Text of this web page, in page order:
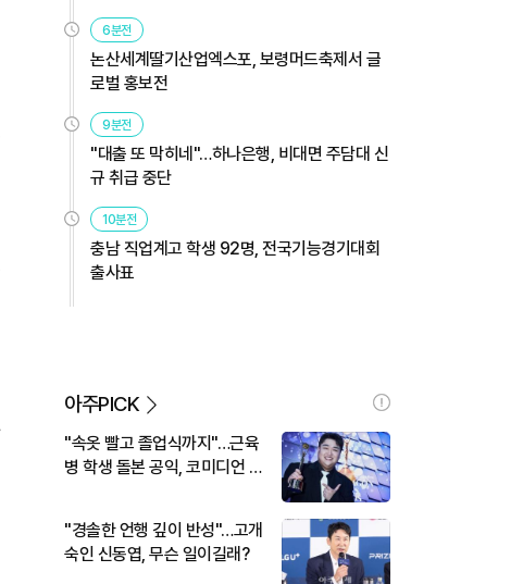
6분전
논산세계딸기산업엑스포, 보령머드축제서 글
로벌 홍보전
9분전
"대출 또 막히네"…하나은행, 비대면 주담대 신
규 취급 중단
10분전
충남 직업계고 학생 92명, 전국기능경기대회
출사표
아주PICK
"속옷 빨고 졸업식까지"…근육
병 학생 돌본 공익, 코미디언 김
"경솔한 언행 깊이 반성"…고개
숙인 신동엽, 무슨 일이길래?